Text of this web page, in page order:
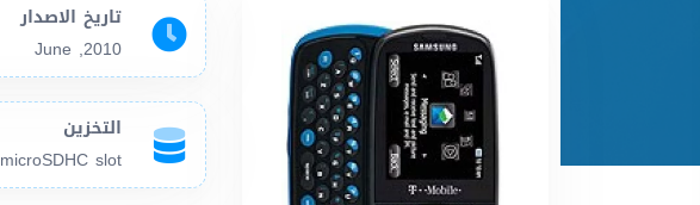
تاريخ الاصدار
2010, June
التخزين
slot